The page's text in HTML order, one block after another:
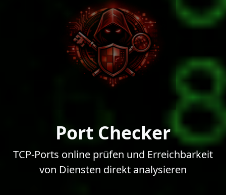
Port Checker
TCP-Ports online prüfen und Erreichbarkeit
von Diensten direkt analysieren